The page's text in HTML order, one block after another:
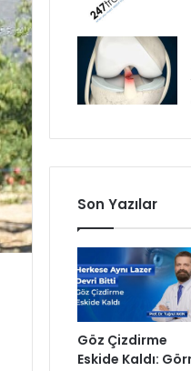
Son Yazılar
Göz Çizdirme
Eskide Kaldı: